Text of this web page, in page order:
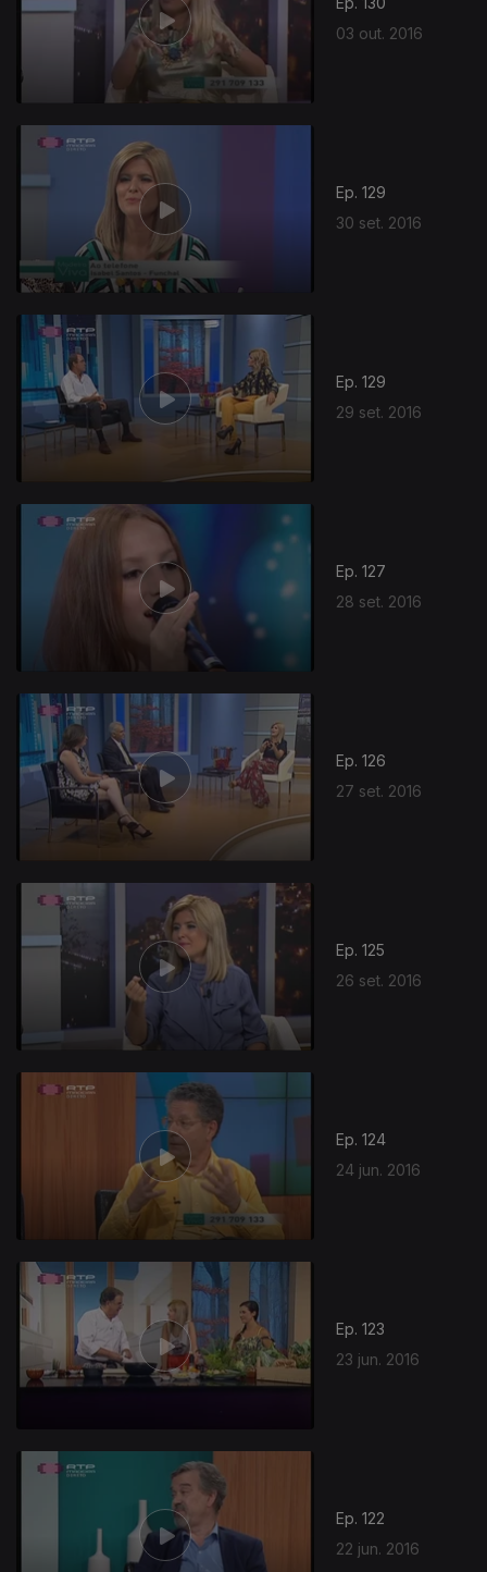
03 out. 2016
Ep. 129
30 set. 2016
Ep. 129
29 set. 2016
Ep. 127
28 set. 2016
Ep. 126
27 set. 2016
Ep. 125
26 set. 2016
Ep. 124
24 jun. 2016
Ep. 123
23 jun. 2016
Ep. 122
22 jun. 2016